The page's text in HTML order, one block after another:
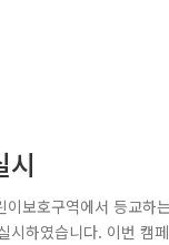
시
보호구역에서 등교하
하였습니다. 이번 캠